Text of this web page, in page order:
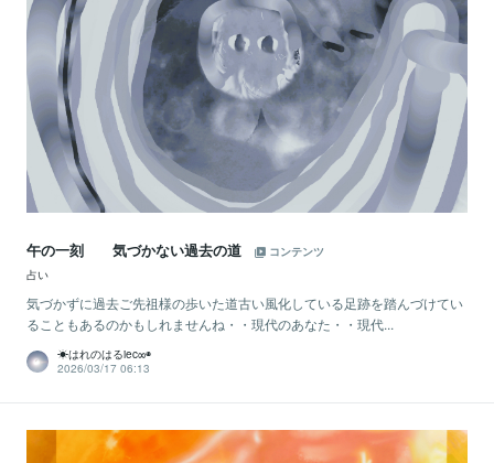
午の一刻 気づかない過去の道
コンテンツ
占い
気づかずに過去ご先祖様の歩いた道古い風化している足跡を踏んづけてい
ることもあるのかもしれませんね・・現代のあなた・・現代...
☀はれのはるiec∞◉
2026/03/17 06:13